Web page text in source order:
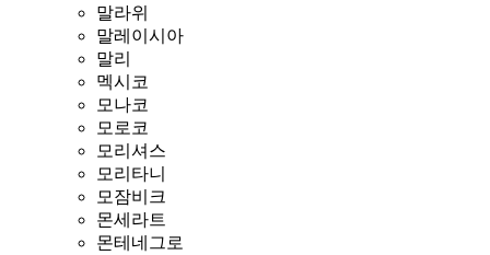
말라위
말레이시아
말리
멕시코
모나코
모로코
모리셔스
모리타니
모잠비크
몬세라트
몬테네그로